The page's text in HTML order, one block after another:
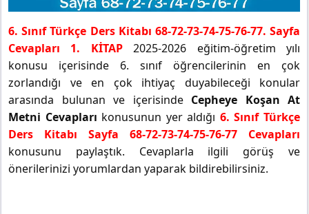
6. Sınıf Türkçe Ders Kitabı 68-72-73-74-75-76-77. Sayfa
Cevapları 1. KİTAP2025-2026 eğitim-öğretim yılı
konusu içerisinde 6. sınıf öğrencilerinin en çok
zorlandığı ve en çok ihtiyaç duyabileceği konular
arasında bulunan ve içerisinde Cepheye Koşan At
Metni Cevapları konusunun yer aldığı 6. Sınıf Türkçe
Ders Kitabı Sayfa 68-72-73-74-75-76-77 Cevapları
konusunu paylaştık. Cevaplarla ilgili görüş ve
önerilerinizi yorumlardan yaparak bildirebilirsiniz.